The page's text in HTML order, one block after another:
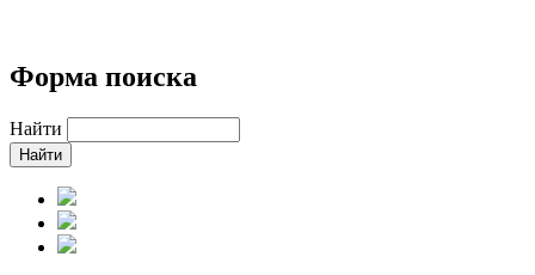
Форма поиска
Найти